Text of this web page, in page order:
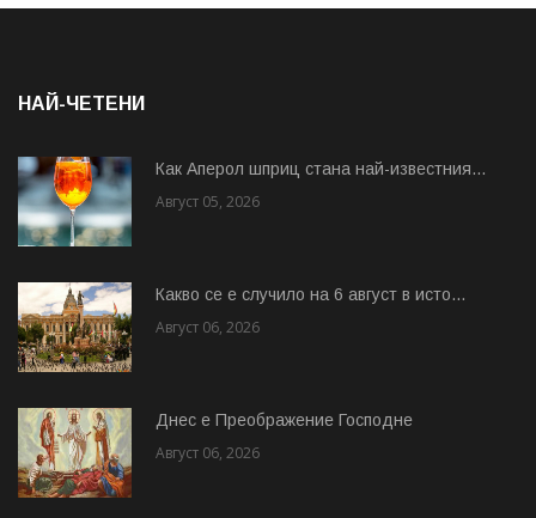
НАЙ-ЧЕТЕНИ
Как Аперол шприц стана най-известния...
Август 05, 2026
Какво се е случило на 6 август в исто...
Август 06, 2026
Днес е Преображение Господне
Август 06, 2026